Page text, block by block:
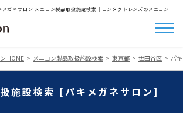
メガネサロン メニコン製品取扱施設検索│コンタクトレンズのメニコン
HOME メニコン製品取扱施設検索 東京都 世田谷区 パ
施設検索 [パキメガネサロン]